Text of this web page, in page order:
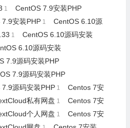
1
CentOS 7.9安装PHP
7.9安装PHP 1
CentOS 6.10源
1
CentOS 6.10源码安装
6.10源码安装
7.9源码安装PHP
7.9源码安装PHP
7.9源码安装PHP 1
Centos 7安
私有网盘 1
Centos 7安
个人网盘 1
Centos 7安